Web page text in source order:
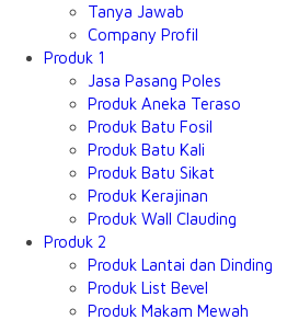
Tanya Jawab
Company Profil
Produk 1
Jasa Pasang Poles
Produk Aneka Teraso
Produk Batu Fosil
Produk Batu Kali
Produk Batu Sikat
Produk Kerajinan
Produk Wall Clauding
Produk 2
Produk Lantai dan Dinding
Produk List Bevel
Produk Makam Mewah